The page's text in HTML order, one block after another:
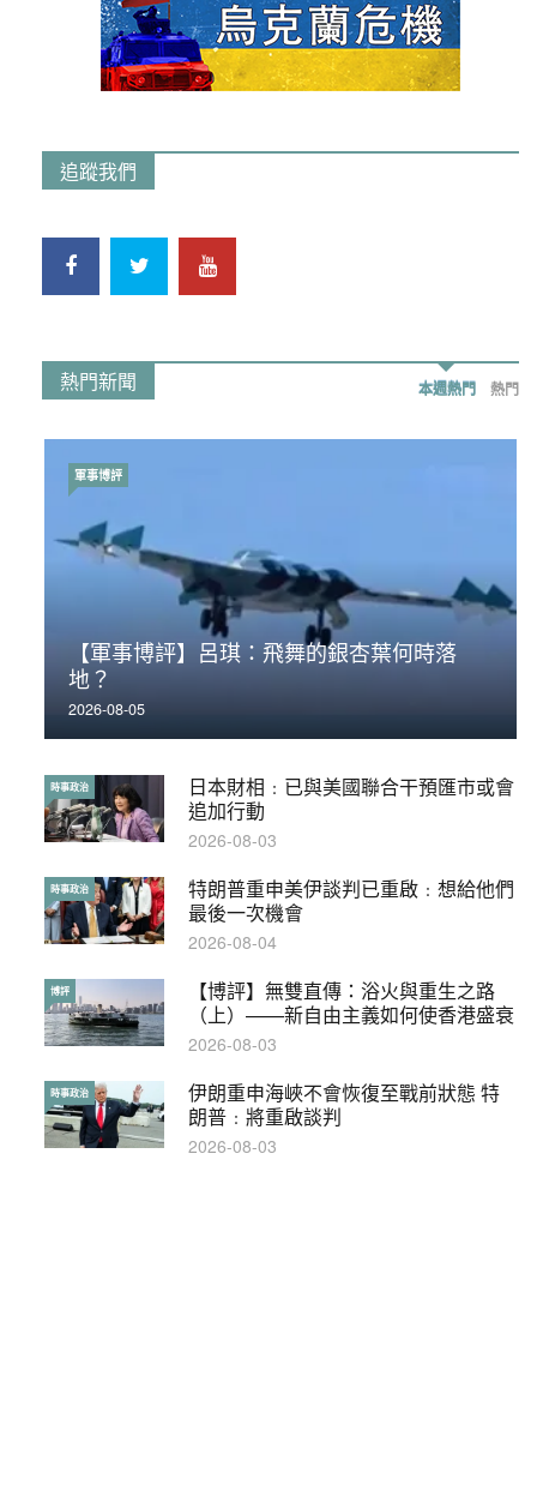
追蹤我們
熱門新聞 本週熱門 熱門
【軍事博評】呂琪：飛舞的銀杏葉何時落
地？
2026-08-05
軍事博評
日本財相﹕已與美國聯合干預匯市或會
追加行動
時事政治
2026-08-03
特朗普重申美伊談判已重啟﹕想給他們
最後一次機會
時事政治
2026-08-04
【博評】無雙直傳：浴火與重生之路
（上）——新自由主義如何使香港盛衰
博評
2026-08-03
伊朗重申海峽不會恢復至戰前狀態 特
朗普﹕將重啟談判
時事政治
2026-08-03
荃灣反黑組「砌生豬肉」砌錯O記臥底4警員
被控
2019-11-01
時事政治
【輕百科】被抽中當陪審員能拒絕嗎？
輕百科
2017-10-17
【輕盤點】集會遊行陸續有來？一文盡
覽8月示威活動
輕盤點
2019-08-30
本港保護兒童法例雜亂互相矛盾家長易
墮法網
特稿
2019-05-21
【輕百科】甚麼按摩院要領牌？顧客涉
及刑責嗎？
輕百科
2021-05-13